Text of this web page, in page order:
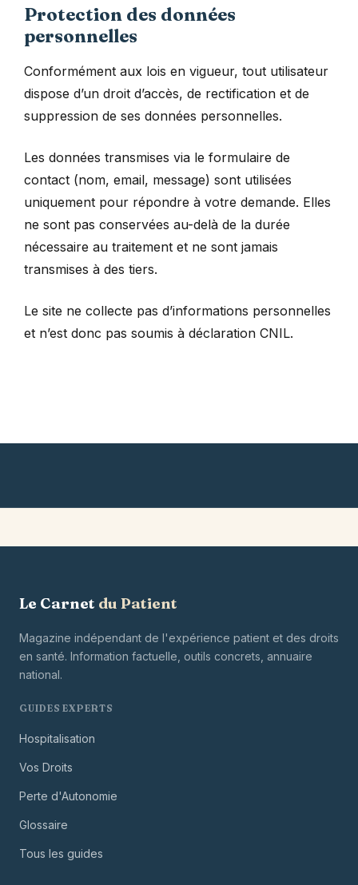
Protection des données
personnelles
Conformément aux lois en vigueur, tout utilisateur
dispose d’un droit d’accès, de rectification et de
suppression de ses données personnelles.
Les données transmises via le formulaire de
contact (nom, email, message) sont utilisées
uniquement pour répondre à votre demande. Elles
ne sont pas conservées au-delà de la durée
nécessaire au traitement et ne sont jamais
transmises à des tiers.
Le site ne collecte pas d’informations personnelles
et n’est donc pas soumis à déclaration CNIL.
Le Carnet du Patient
Magazine indépendant de l'expérience patient et des droits
en santé. Information factuelle, outils concrets, annuaire
national.
GUIDES EXPERTS
Hospitalisation
Vos Droits
Perte d'Autonomie
Glossaire
Tous les guides